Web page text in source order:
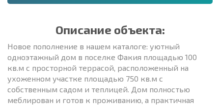
Описание объекта:
Новое пополнение в нашем каталоге: уютный
одноэтажный дом в поселке Факия площадью 100
кв.м с просторной террасой, расположенный на
ухоженном участке площадью 750 кв.м с
собственным садом и теплицей. Дом полностью
меблирован и готов к проживанию, а практичная